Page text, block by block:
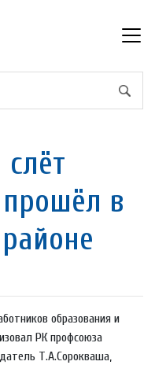
прошёл в
образования и
РК профсоюза
Т.А.Сорокваша,